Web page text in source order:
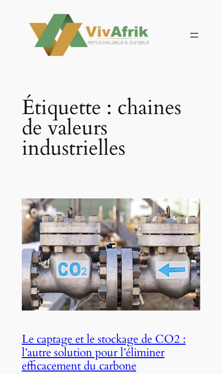
contenu
Étiquette : chaines
de valeurs
industrielles
Le captage et le stockage de CO2 :
l’autre solution pour l’éliminer
efficacement du carbone